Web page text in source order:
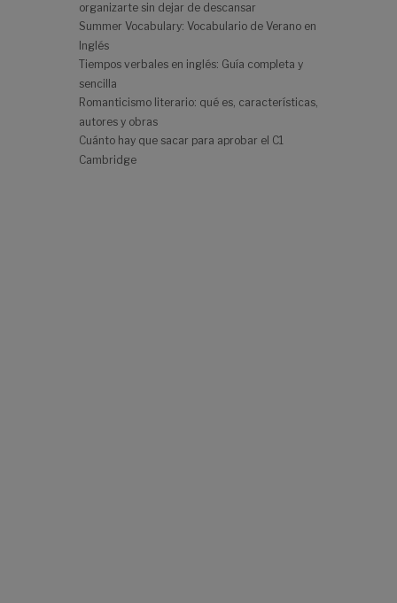
organizarte sin dejar de descansar
Summer Vocabulary: Vocabulario de Verano en
Inglés
Tiempos verbales en inglés: Guía completa y
sencilla
Romanticismo literario: qué es, características,
autores y obras
Cuánto hay que sacar para aprobar el C1
Cambridge